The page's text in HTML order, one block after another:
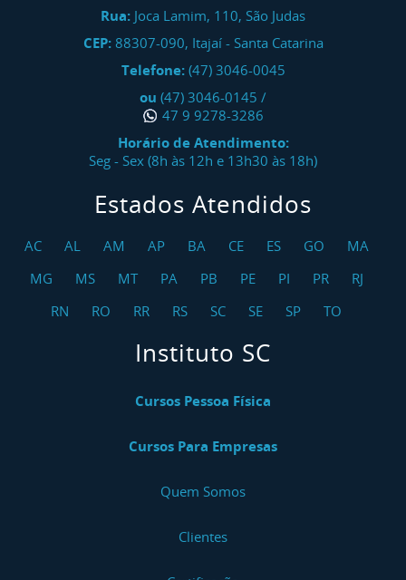
Rua: Joca Lamim, 110, São Judas
CEP: 88307-090, Itajaí- Santa Catarina
Telefone: (47) 3046-0045
ou (47) 3046-0145 /
47 9 9278-3286
Horário de Atendimento:
Seg - Sex (8h às 12h e 13h30 às 18h)
Estados Atendidos
AC AL AM AP BA CE ES GO
MA
MG
MS MT PA PB PE PI PR
RJ
RN
RO RR RS SC SE SP TO
Instituto SC
Cursos Pessoa Física
Cursos Para Empresas
Quem Somos
Clientes